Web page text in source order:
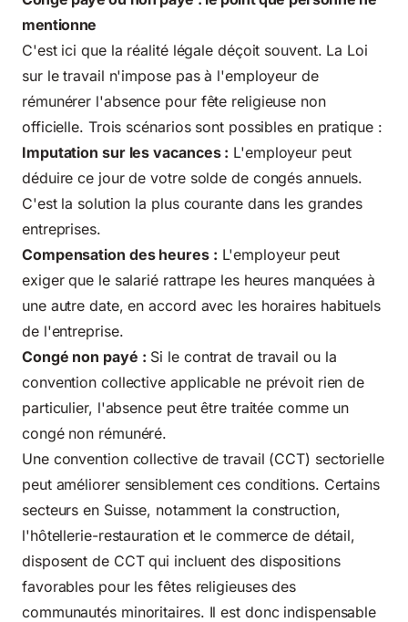
mentionne
C'est ici que la réalité légale déçoit souvent. La Loi
sur le travail n'impose pas à l'employeur de
rémunérer l'absence pour fête religieuse non
officielle. Trois scénarios sont possibles en pratique :
Imputation sur les vacances : L'employeur peut
déduire ce jour de votre solde de congés annuels.
C'est la solution la plus courante dans les grandes
entreprises.
Compensation des heures : L'employeur peut
exiger que le salarié rattrape les heures manquées à
une autre date, en accord avec les horaires habituels
de l'entreprise.
Congé non payé : Si le contrat de travail ou la
convention collective applicable ne prévoit rien de
particulier, l'absence peut être traitée comme un
congé non rémunéré.
Une convention collective de travail (CCT) sectorielle
peut améliorer sensiblement ces conditions. Certains
secteurs en Suisse, notamment la construction,
l'hôtellerie-restauration et le commerce de détail,
disposent de CCT qui incluent des dispositions
favorables pour les fêtes religieuses des
communautés minoritaires. Il est donc indispensable